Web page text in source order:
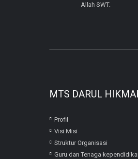
Allah SWT.
MTS DARUL
Profil
Visi Misi
Struktur Organisasi
Guru dan Tenaga